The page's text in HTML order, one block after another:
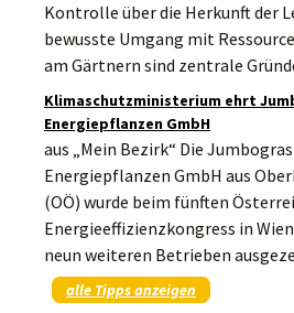
Kontrolle über die Herkunft der
bewusste Umgang mit
am Gärtnern sind zentrale
Klimaschutzministerium ehrt
Energiepflanzen GmbH
aus „Mein Bezirk“ Die
Energiepflanzen GmbH aus
(OÖ) wurde beim fünften
Energieeffizienzkongress in
neun weiteren Betrieben
alle Tipps anzeigen